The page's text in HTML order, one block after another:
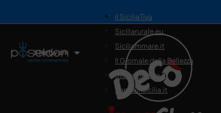
Il Network
il SiciliaTivù
Siciliarurale.eu
Siciliammare.it
Il Giornale della Bellezza
Siciliamedica.it
Sanitainsicilia.it